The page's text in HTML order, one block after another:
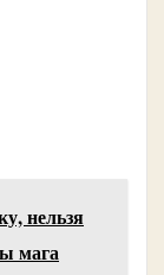
нельзя
мага